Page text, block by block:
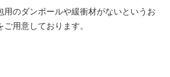
用のダンボールや緩衝材がないというお
用意しております。